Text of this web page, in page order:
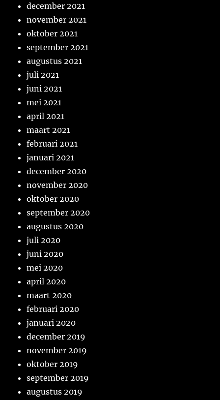
december 2021
november 2021
oktober 2021
september 2021
augustus 2021
juli 2021
juni 2021
mei 2021
april 2021
maart 2021
februari 2021
januari 2021
december 2020
november 2020
oktober 2020
september 2020
augustus 2020
juli 2020
juni 2020
mei 2020
april 2020
maart 2020
februari 2020
januari 2020
december 2019
november 2019
oktober 2019
september 2019
augustus 2019